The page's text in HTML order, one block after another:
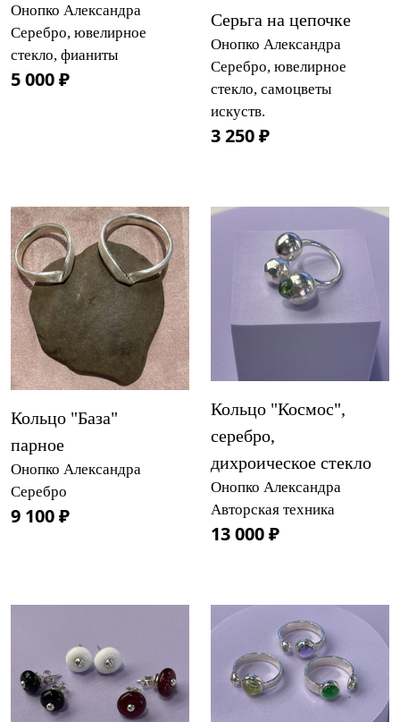
Онопко Александра
Серебро, ювелирное
стекло, фианиты
5 000 ₽
Серьга на цепочке
Онопко Александра
Серебро, ювелирное
стекло, самоцветы
искуств.
3 250 ₽
Кольцо "База"
парное
Онопко Александра
Серебро
9 100 ₽
Кольцо "Космос",
серебро,
дихроическое стекло
Онопко Александра
Авторская техника
13 000 ₽